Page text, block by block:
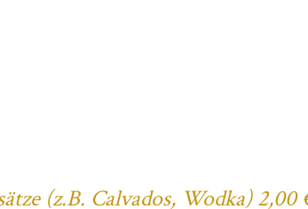
(z.B. Calvados, Wodka) 2,00